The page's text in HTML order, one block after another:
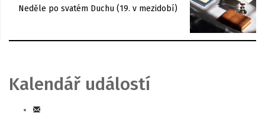
Neděle po svatém Duchu (19. v mezidobí)
Kalendář událostí